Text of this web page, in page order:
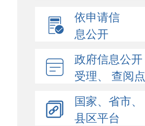
依申请信
息公开
政府信息公开
受理、 查阅点
国家、省市、
县区平台